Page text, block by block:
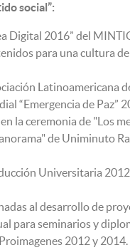
social”:
Digital 2016” del
para una cultura de
Latinoamericana
“Emergencia de Paz”
la ceremonia de "Los
de Uniminuto
Universitaria
al desarrollo de
para seminarios y
2012 y 2014.